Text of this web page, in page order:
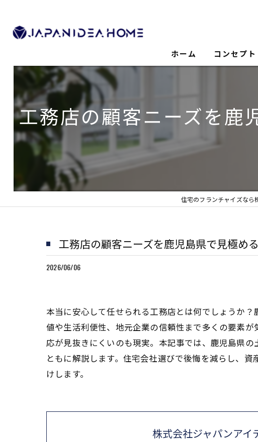
ホーム コンセプト
工務店の顧客ニーズを鹿
住宅のフランチャイズなら
工務店の顧客ニーズを鹿児島県で見極め
2026/06/06
本当に安心して任せられる工務店とは何でしょうか
値や生活利便性、地元企業の信頼性まで多くの要素
応が見抜きにくいのも現実。本記事では、鹿児島県
ともに解説します。住宅会社選びで後悔を減らし、
けします。
株式会社ジャパンアイ